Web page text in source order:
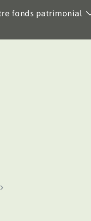
fonds patrimonial